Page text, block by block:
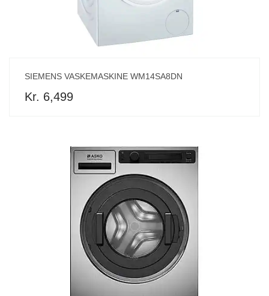
SIEMENS VASKEMASKINE WM14SA8DN
Kr. 6,499